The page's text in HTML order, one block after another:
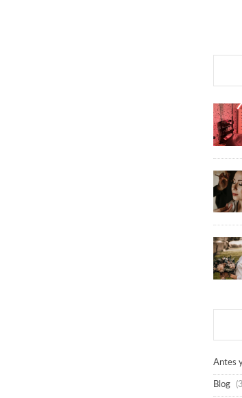
Antes
Blog